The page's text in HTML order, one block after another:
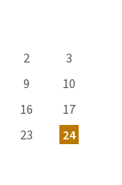
2
3
9
10
16
17
23
24